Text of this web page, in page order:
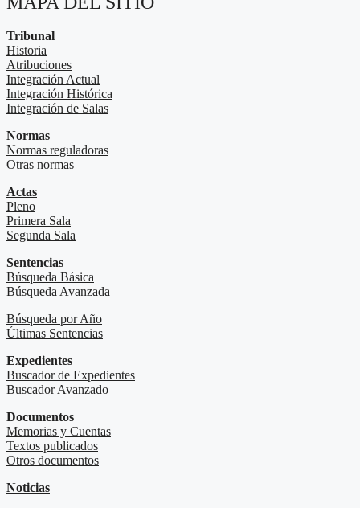
Tribunal
Historia
Atribuciones
Integración Actual
Integración Histórica
Integración de Salas
Normas
Normas reguladoras
Otras normas
Actas
Pleno
Primera Sala
Segunda Sala
Sentencias
Búsqueda Básica
Búsqueda Avanzada
Búsqueda por Año
Últimas Sentencias
Expedientes
Buscador de Expedientes
Buscador Avanzado
Documentos
Memorias y Cuentas
Textos publicados
Otros documentos
Noticias